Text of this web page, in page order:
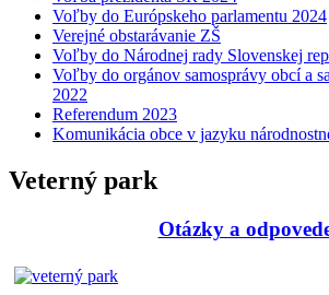
Voľby do Európskeho parlamentu 2024
Verejné obstarávanie ZŠ
Voľby do Národnej rady Slovenskej
Voľby do orgánov samosprávy obcí a
2022
Referendum 2023
Komunikácia obce v jazyku
Veterný park
Otázky a